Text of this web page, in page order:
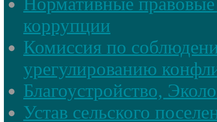
коррупции
Комиссия по
урегулированию
Благоустройство,
Устав сельского